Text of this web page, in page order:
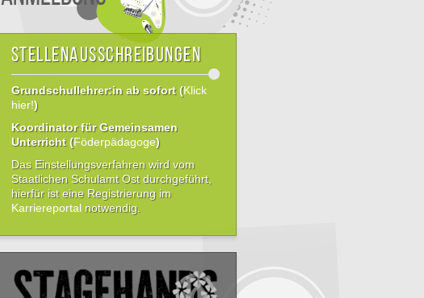
Stellenausschreibungen
Grundschullehrer:in ab sofort (Klick
hier!)
Koordinator für Gemeinsamen
Unterricht (Föderpädagoge)
Das Einstellungsverfahren wird vom
Staatlichen Schulamt Ost durchgeführt,
hierfür ist eine Registrierung im
Karriereportal notwendig.